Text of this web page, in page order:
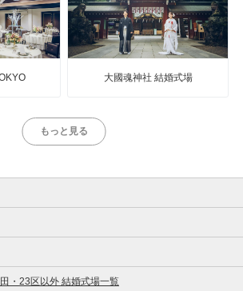
大國魂神社 結婚式場
もっと見る
・23区以外 結婚式場一覧